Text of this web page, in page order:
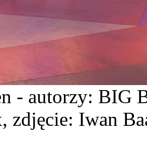
- autorzy: BIG
zdjęcie: Iwan